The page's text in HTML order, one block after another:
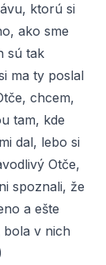
ktorú si
ako sme
sú tak
ma ty poslal
chcem,
tam, kde
dal, lebo si
Otče,
spoznali, že
a ešte
bola v nich